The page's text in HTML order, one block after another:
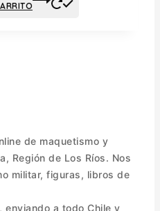
de maquetismo y
Región de Los Ríos. Nos
militar, figuras, libros de
enviando a todo Chile y